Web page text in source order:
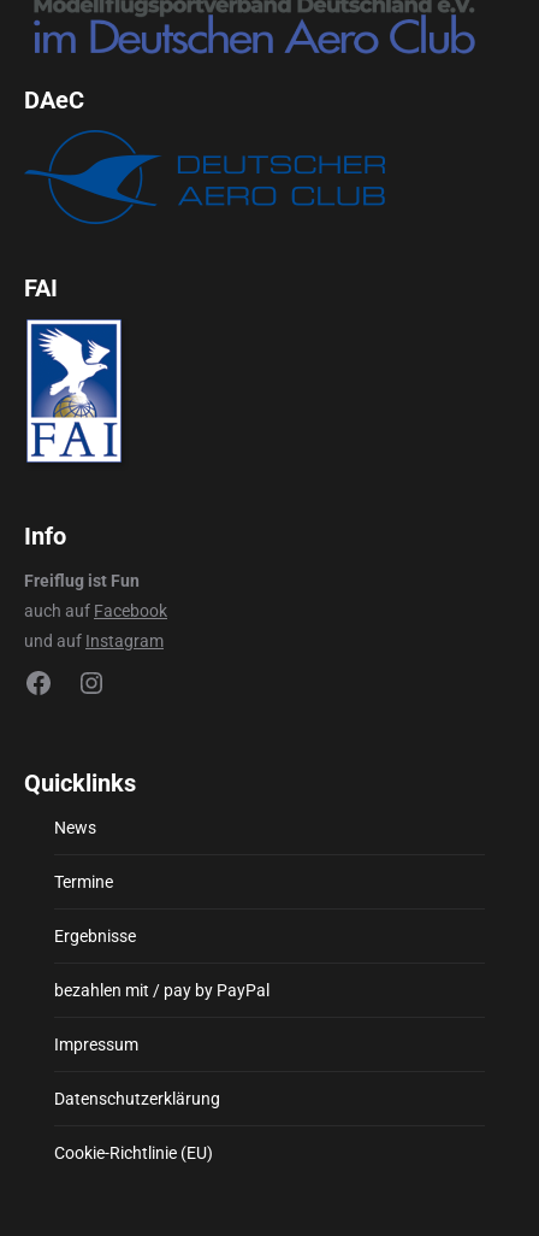
DAeC
FAI
Info
Freiflug ist Fun
auch auf Facebook
und auf Instagram
FacebookInstagram
Quicklinks
News
Termine
Ergebnisse
bezahlen mit / pay by PayPal
Impressum
Datenschutzerklärung
Cookie-Richtlinie (EU)